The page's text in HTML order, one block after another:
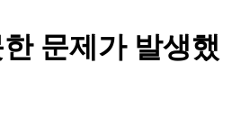
문제가 발생했